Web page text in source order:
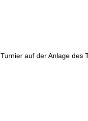
auf der Anlage